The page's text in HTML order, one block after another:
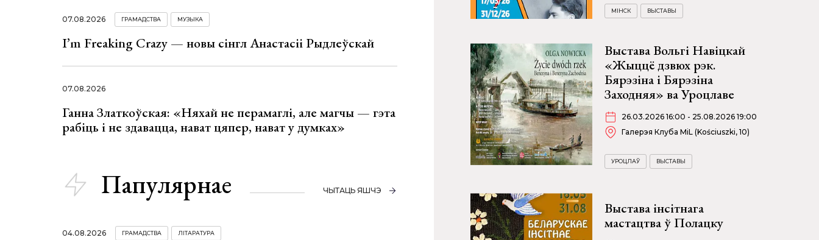
07.08.2026 ГРАМАДСТВА МУЗЫКА
I’m Freaking Crazy — новы сінгл Анастасіі Рыдлеўскай
07.08.2026
Ганна Златкоўская: «Няхай не перамаглі, але магчы — гэта
рабіць і не здавацца, нават цяпер, нават у думках»
Папулярнае ЧЫТАЦЬ ЯШЧЭ
04.08.2026 ГРАМАДСТВА ЛІТАРАТУРА
МІНСК ВЫСТАВЫ
Выстава Вольгі Навіцкай
«Жыццё дзвюх рэк.
Бярэзіна і Бярэзіна
Заходняя» ва Уроцлаве
26.03.2026 16:00 - 25.08.2026 19:00
Галерэя Клуба MiL (Kościuszki, 10)
УРОЦЛАЎ ВЫСТАВЫ
Выстава інсітнага
мастацтва ў Полацку